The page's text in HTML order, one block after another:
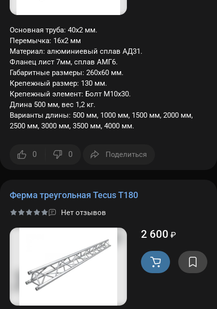
Основная труба: 40х2 мм.
Перемычка: 16х2 мм
Материал: алюминиевый сплав АД31.
Фланец лист 7мм, сплав АМГ6.
Габаритные размеры: 260х60 мм.
Крепежный размер: 130 мм.
Крепежный элемент: Болт M10x30.
Длина 500 мм, вес 1,2 кг.
Варианты длины: 500 мм, 1000 мм, 1500 мм, 2000 мм,
2500 мм, 3000 мм, 3500 мм, 4000 мм.
0 0 Поделиться
Ферма треугольная Tecus T180
Нет отзывов
2 600 ₽